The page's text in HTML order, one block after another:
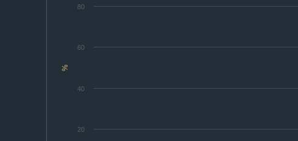
%
20
40
60
80